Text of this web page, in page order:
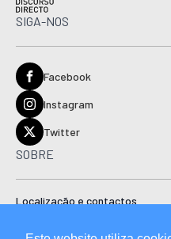
SIGA-NOS
Facebook
Instagram
Twitter
SOBRE
Localização e contactos